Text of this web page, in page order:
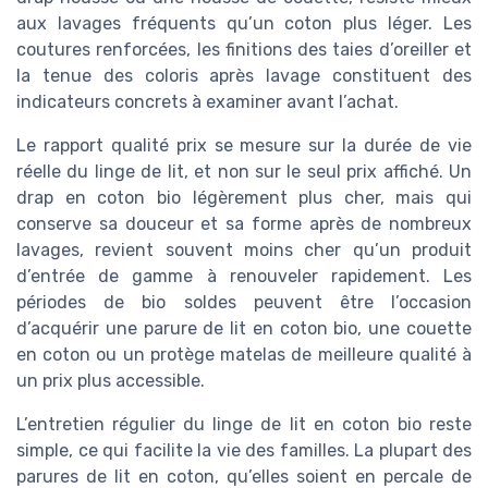
aux lavages fréquents qu’un coton plus léger. Les
coutures renforcées, les finitions des taies d’oreiller et
la tenue des coloris après lavage constituent des
indicateurs concrets à examiner avant l’achat.
Le rapport qualité prix se mesure sur la durée de vie
réelle du linge de lit, et non sur le seul prix affiché. Un
drap en coton bio légèrement plus cher, mais qui
conserve sa douceur et sa forme après de nombreux
lavages, revient souvent moins cher qu’un produit
d’entrée de gamme à renouveler rapidement. Les
périodes de bio soldes peuvent être l’occasion
d’acquérir une parure de lit en coton bio, une couette
en coton ou un protège matelas de meilleure qualité à
un prix plus accessible.
L’entretien régulier du linge de lit en coton bio reste
simple, ce qui facilite la vie des familles. La plupart des
parures de lit en coton, qu’elles soient en percale de